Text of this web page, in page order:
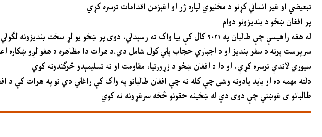
تبعیضي او غیر انساني کړنو د مخنیوي لپاره ژر او اغېزمن اقدامات ترسره کړي
پر افغان ښځو د بندیزونو دوام
له هغه راهیسې چې طالبان په ۲۰۲۱ کال کې بیا واک ته رسېدلي، دوی پر ښځو یو لړ
سرپرست پرته د سفر بندیز او د اجباري حجاب پلي کول شامل دي.د هرات دا مظاهره د هغو لږو
سیوري لاندې ترسره کړې، او دا د افغان ښځو د زړورتیا، مقاومت او نه تسلیمېدو څرګندونه کوي
دلته مهمه ده او باید یادونه وشی چې کله نه چې افغان طالبانو په واک کې راغلي دي نو په هرات کې د
طالبانو ی غوښتي چې دوی دې له ښځینه حقونو څخه سرغړونه نه کوي